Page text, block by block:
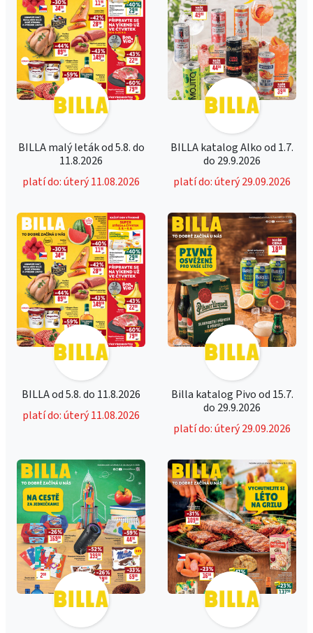
BILLA malý leták od 5.8. do
11.8.2026
platí do: úterý 11.08.2026
BILLA katalog Alko od 1.7.
do 29.9.2026
platí do: úterý 29.09.2026
BILLA od 5.8. do 11.8.2026
platí do: úterý 11.08.2026
Billa katalog Pivo od 15.7.
do 29.9.2026
platí do: úterý 29.09.2026